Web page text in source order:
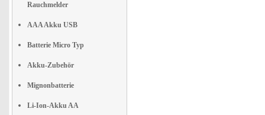
Rauchmelder
AAA Akku USB
Batterie Micro Typ
Akku-Zubehör
Mignonbatterie
Li-Ion-Akku AA